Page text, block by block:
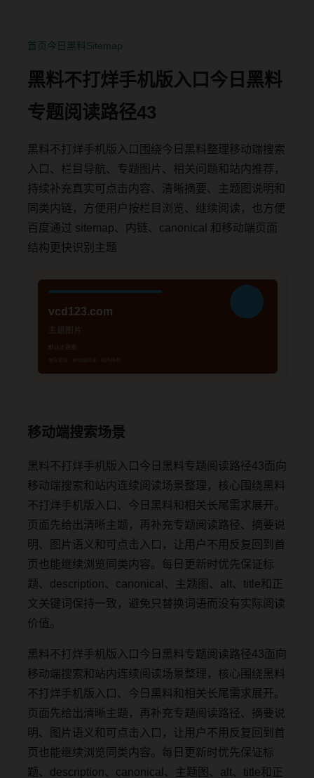
首页今日黑料Sitemap
黑料不打烊手机版入口今日黑料
专题阅读路径43
黑料不打烊手机版入口围绕今日黑料整理移动端搜索
入口、栏目导航、专题图片、相关问题和站内推荐，
持续补充真实可点击内容、清晰摘要、主题图说明和
同类内链，方便用户按栏目浏览、继续阅读，也方便
百度通过 sitemap、内链、canonical 和移动端页面
结构更快识别主题
移动端搜索场景
黑料不打烊手机版入口今日黑料专题阅读路径43面向
移动端搜索和站内连续阅读场景整理，核心围绕黑料
不打烊手机版入口、今日黑料和相关长尾需求展开。
页面先给出清晰主题，再补充专题阅读路径、摘要说
明、图片语义和可点击入口，让用户不用反复回到首
页也能继续浏览同类内容。每日更新时优先保证标
题、description、canonical、主题图、alt、title和正
文关键词保持一致，避免只替换词语而没有实际阅读
价值。
黑料不打烊手机版入口今日黑料专题阅读路径43面向
移动端搜索和站内连续阅读场景整理，核心围绕黑料
不打烊手机版入口、今日黑料和相关长尾需求展开。
页面先给出清晰主题，再补充专题阅读路径、摘要说
明、图片语义和可点击入口，让用户不用反复回到首
页也能继续浏览同类内容。每日更新时优先保证标
题、description、canonical、主题图、alt、title和正